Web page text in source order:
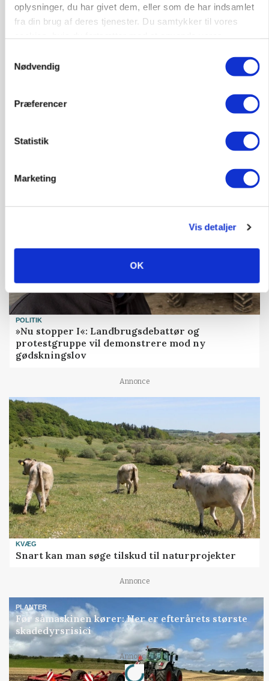
oplysninger, du har givet dem, eller som de har indsamlet
fra din brug af deres tjenester. Du samtykker til vores
Nødvendig
Præferencer
Statistik
Marketing
Vis detaljer
OK
GRISE
Rådgiver om DB-Tjek: Små justeringer kan give
POLITIK
»Nu stopper I«: Landbrugsdebattør og
protestgruppe vil demonstrere mod ny
gødskningslov
Annonce
KVÆG
Snart kan man søge tilskud til naturprojekter
Annonce
PLANTER
Før såmaskinen kører: Her er efterårets største
skadedyrsrisici
Annonce
Loading...